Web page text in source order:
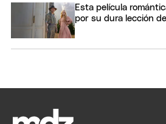
Esta película
por su dura lección